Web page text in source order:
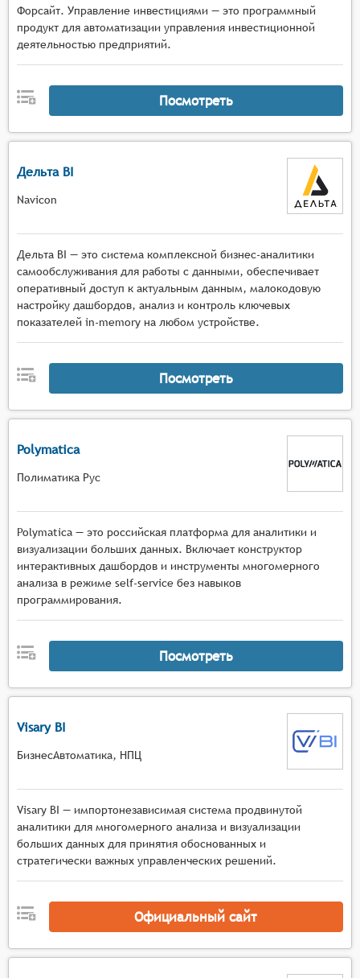
Форсайт. Управление инвестициями — это программный
продукт для автоматизации управления инвестиционной
деятельностью предприятий.
Посмотреть
Дельта BI
Navicon
Дельта BI — это система комплексной бизнес-аналитики
самообслуживания для работы с данными, обеспечивает
оперативный доступ к актуальным данным, малокодовую
настройку дашбордов, анализ и контроль ключевых
показателей in-memory на любом устройстве.
Посмотреть
Polymatica
Полиматика Рус
Polymatica — это российская платформа для аналитики и
визуализации больших данных. Включает конструктор
интерактивных дашбордов и инструменты многомерного
анализа в режиме self-service без навыков
программирования.
Посмотреть
Visary BI
БизнесАвтоматика, НПЦ
Visary BI — импортонезависимая система продвинутой
аналитики для многомерного анализа и визуализации
больших данных для принятия обоснованных и
стратегически важных управленческих решений.
Официальный сайт